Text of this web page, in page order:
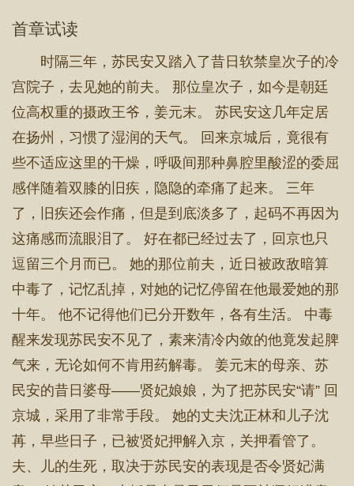
首章试读
时隔三年，苏民安又踏入了昔日软禁皇次子的冷
宫院子，去见她的前夫。 那位皇次子，如今是朝廷
位高权重的摄政王爷，姜元末。 苏民安这几年定居
在扬州，习惯了湿润的天气。 回来京城后，竟很有
些不适应这里的干燥，呼吸间那种鼻腔里酸涩的委屈
感伴随着双膝的旧疾，隐隐的牵痛了起来。 三年
了，旧疾还会作痛，但是到底淡多了，起码不再因为
这痛感而流眼泪了。 好在都已经过去了，回京也只
逗留三个月而已。 她的那位前夫，近日被政敌暗算
中毒了，记忆乱掉，对她的记忆停留在他最爱她的那
十年。 他不记得他们已分开数年，各有生活。 中毒
醒来发现苏民安不见了，素来清冷内敛的他竟发起脾
气来，无论如何不肯用药解毒。 姜元末的母亲、苏
民安的昔日婆母——贤妃娘娘，为了把苏民安“请” 回
京城，采用了非常手段。 她的丈夫沈正林和儿子沈
苒，早些日子，已被贤妃押解入京，关押看管了。
夫、儿的生死，取决于苏民安的表现是否令贤妃满